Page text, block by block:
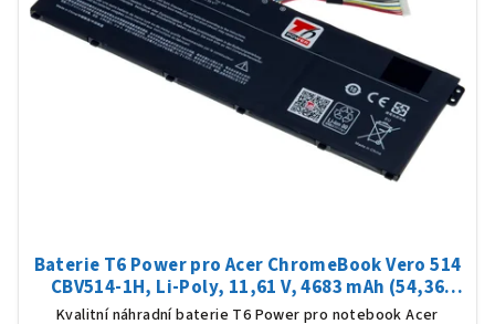
Baterie T6 Power pro Acer ChromeBook Vero 514
CBV514-1H, Li-Poly, 11,61 V, 4683 mAh (54,36
Wh), černá
Kvalitní náhradní baterie T6 Power pro notebook Acer